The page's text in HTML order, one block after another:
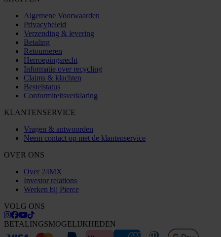
Algemene Voorwaarden
Privacybeleid
Verzending & levering
Betaling
Retourneren
Herroepingsrecht
Informatie over recycling
Claims & klachten
Bestelstatus
Conformiteitsverklaring
KLANTENSERVICE
Vragen & antwoorden
Neem contact op met de klantenservice
OVER ONS
Over 24MX
Investor relations
Werken bij Pierce
VOLG ONS
BETALINGSMOGELIJKHEDEN